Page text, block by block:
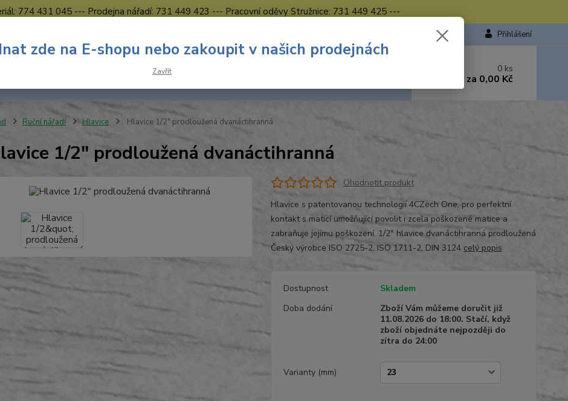
774 431 045 --- Prodejna nářadí: 731 449 423 --- Pracovní oděvy Stružnice: 731 449 425 ---
Přihlášení
Hledat
Nevíte si rady? Zavolejte.
0 ks
za 0,00 Kč
Ruční nářadí Hlavice Hlavice 1/2" prodloužená dvanáctihranná
1/2" prodloužená dvanáctihranná
Ohodnotit produkt
Hlavice s patentovanou technologií 4CZech One, pro perfektní
kontakt s maticí umožňující povolit i zcela poškozené matice a
zabraňuje jejímu poškození. 1/2" hlavice dvanáctihranná prodloužená
Český výrobce ISO 2725-2, ISO 1711-2, DIN 3124 celý popis
Dostupnost
Skladem
Doba dodání
Zboží Vám můžeme doručit již
11.08.2026 do 18:00. Stačí, když
zboží objednáte nejpozději do
zítra do 24:00
Varianty (mm)
zde na E-shopu nebo zakoupit v našich prodejnách
Zavřít